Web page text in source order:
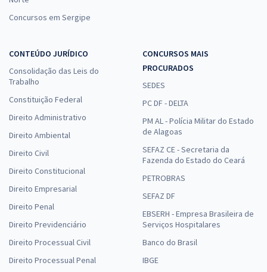
Concursos em Sergipe
CONTEÚDO JURÍDICO
Consolidação das Leis do
Trabalho
Constituição Federal
Direito Administrativo
Direito Ambiental
Direito Civil
Direito Constitucional
Direito Empresarial
Direito Penal
Direito Previdenciário
Direito Processual Civil
Direito Processual Penal
CONCURSOS MAIS
PROCURADOS
SEDES
PC DF - DELTA
PM AL - Polícia Militar do Estado
de Alagoas
SEFAZ CE - Secretaria da
Fazenda do Estado do Ceará
PETROBRAS
SEFAZ DF
EBSERH - Empresa Brasileira de
Serviços Hospitalares
Banco do Brasil
IBGE